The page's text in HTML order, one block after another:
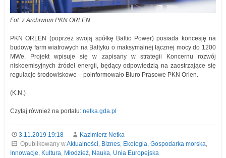
Fot. z Archiwum PKN ORLEN
PKN ORLEN (poprzez swoją spółkę Baltic Power) posiada koncesję na
budowę farm wiatrowych na Bałtyku o maksymalnej łącznej mocy do 1200
MWe. Projekt wpisuje się w zapisany w strategii Koncernu rozwój
niskoemisyjnych źródeł energii, będący odpowiedzią na zaostrzające się
regulacje środowiskowe – poinformowało Biuro Prasowe PKN Orlen.
(K.N.)
Czytaj również na portalu: netka.gda.pl
3.11.2019 19:18
Kazimierz Netka
Opublikowany wAktualności, Biznes, Ekologia, Gospodarka morska,
Innowacje, Kultura, Młodzież, Nauka, Unia Europejska